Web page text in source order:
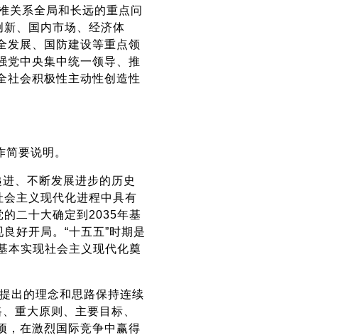
关系全局和长远的重点问
新、国内市场、经济体
发展、国防建设等重点领
党中央集中统一领导、推
社会积极性主动性创造性
要说明。
、不断发展进步的历史
主义现代化进程中具有
的二十大确定到2035年基
好开局。“十五五”时期是
本实现社会主义现代化奠
出的理念和思路保持连续
重大原则、主要目标、
，在激烈国际竞争中赢得